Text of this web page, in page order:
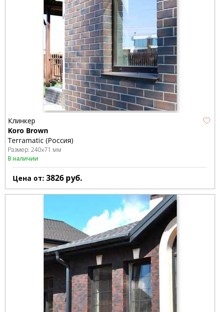
Клинкер
Koro Brown
Terramatic (Россия)
Размер: 240x71 мм
В наличии
Цена от: 3826 руб.